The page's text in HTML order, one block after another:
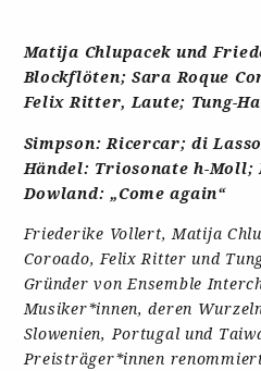
Matija Chlupacek und
Blockflöten; Sara Roque
Felix Ritter, Laute; Tung-
Simpson: Ricercar; di
Händel: Triosonate h-Moll;
Dowland: „Come again“
Friederike Vollert, Matija
Coroado, Felix Ritter und
Gründer von Ensemble
Musiker*innen, deren
Slowenien, Portugal und
Preisträger*innen